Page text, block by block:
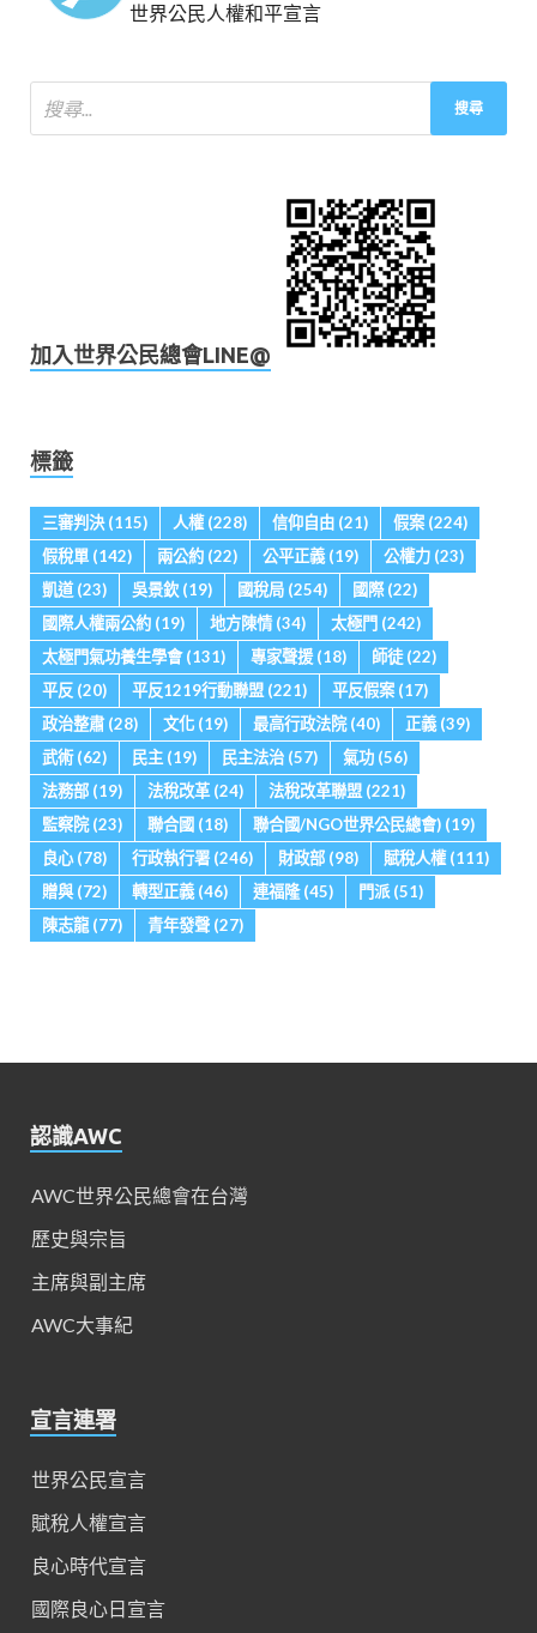
世界公民人權和平宣言
加入世界公民總會LINE@
標籤
三審判決(115) 人權(228) 信仰自由 (21) 假案(224)
假稅單 (142) 兩公約 (22) 公平正義(19) 公權力 (23)
凱道(23) 吳景欽 (19) 國稅局 (254) 國際(22)
國際人權兩公約 (19) 地方陳情(34) 太極門 (242)
太極門氣功養生學會(131) 專家聲援(18) 師徒(22)
平反 (20) 平反1219行動聯盟 (221) 平反假案(17)
政治整肅 (28) 文化 (19) 最高行政法院(40) 正義(39)
武術(62) 民主 (19) 民主法治 (57) 氣功 (56)
法務部 (19) 法稅改革(24) 法稅改革聯盟 (221)
監察院(23) 聯合國 (18) 聯合國/NGO世界公民總會) (19)
良心(78) 行政執行署 (246) 財政部 (98) 賦稅人權(111)
贈與(72) 轉型正義(46) 連福隆(45) 門派(51)
陳志龍(77) 青年發聲 (27)
認識AWC
AWC世界公民總會在台灣
歷史與宗旨
主席與副主席
AWC大事紀
宣言連署
世界公民宣言
賦稅人權宣言
良心時代宣言
國際良心日宣言